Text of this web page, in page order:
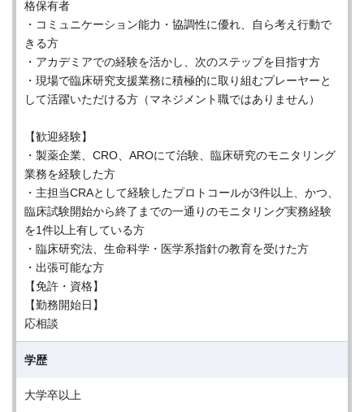
格保有者
・コミュニケーション能力・協調性に優れ、自ら考え行動で
きる方
・アカデミアでの経験を活かし、次のステップを目指す方
・現場で臨床研究支援業務に積極的に取り組むプレーヤーと
して活躍いただける方（マネジメント職ではありません）
【歓迎経験】
・製薬企業、CRO、AROにて治験、臨床研究のモニタリング
業務を経験した方
・主担当CRAとして経験したプロトコールが3件以上、かつ、
臨床試験開始から終了までの一通りのモニタリング実務経験
を1件以上有している方
・臨床研究法、生命科学・医学系指針の教育を受けた方
・出張可能な方
【免許・資格】
【勤務開始日】
応相談
学歴
大学卒以上